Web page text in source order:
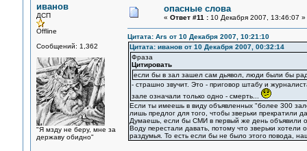
иванов
ДСП
Offline
Сообщений: 1,362
"Я мзду не беру, мне за
державу обидно"
опасные слова
« Ответ #11 :10 Декабря 2007, 13:46:07 »
Цитата: Ars от 10 Декабря 2007, 10:21:10
Цитата: иванов от 10 Декабря 2007, 00:32:14
Фраза
Цитировать
если бы в зал зашел сам дьявол, люди были бы
- страшно звучит. Это - приговор штабу и
зале означали только одно - смерть...
Если ты имеешь в виду объявленных "более 300
лишь предлог для того, чтобы зверьки прекратили
Думаешь, если бы СМИ в первый же день объявили
Воду перестали давать, потому что зверьки
раздумья. То есть если бы не было этого повода,